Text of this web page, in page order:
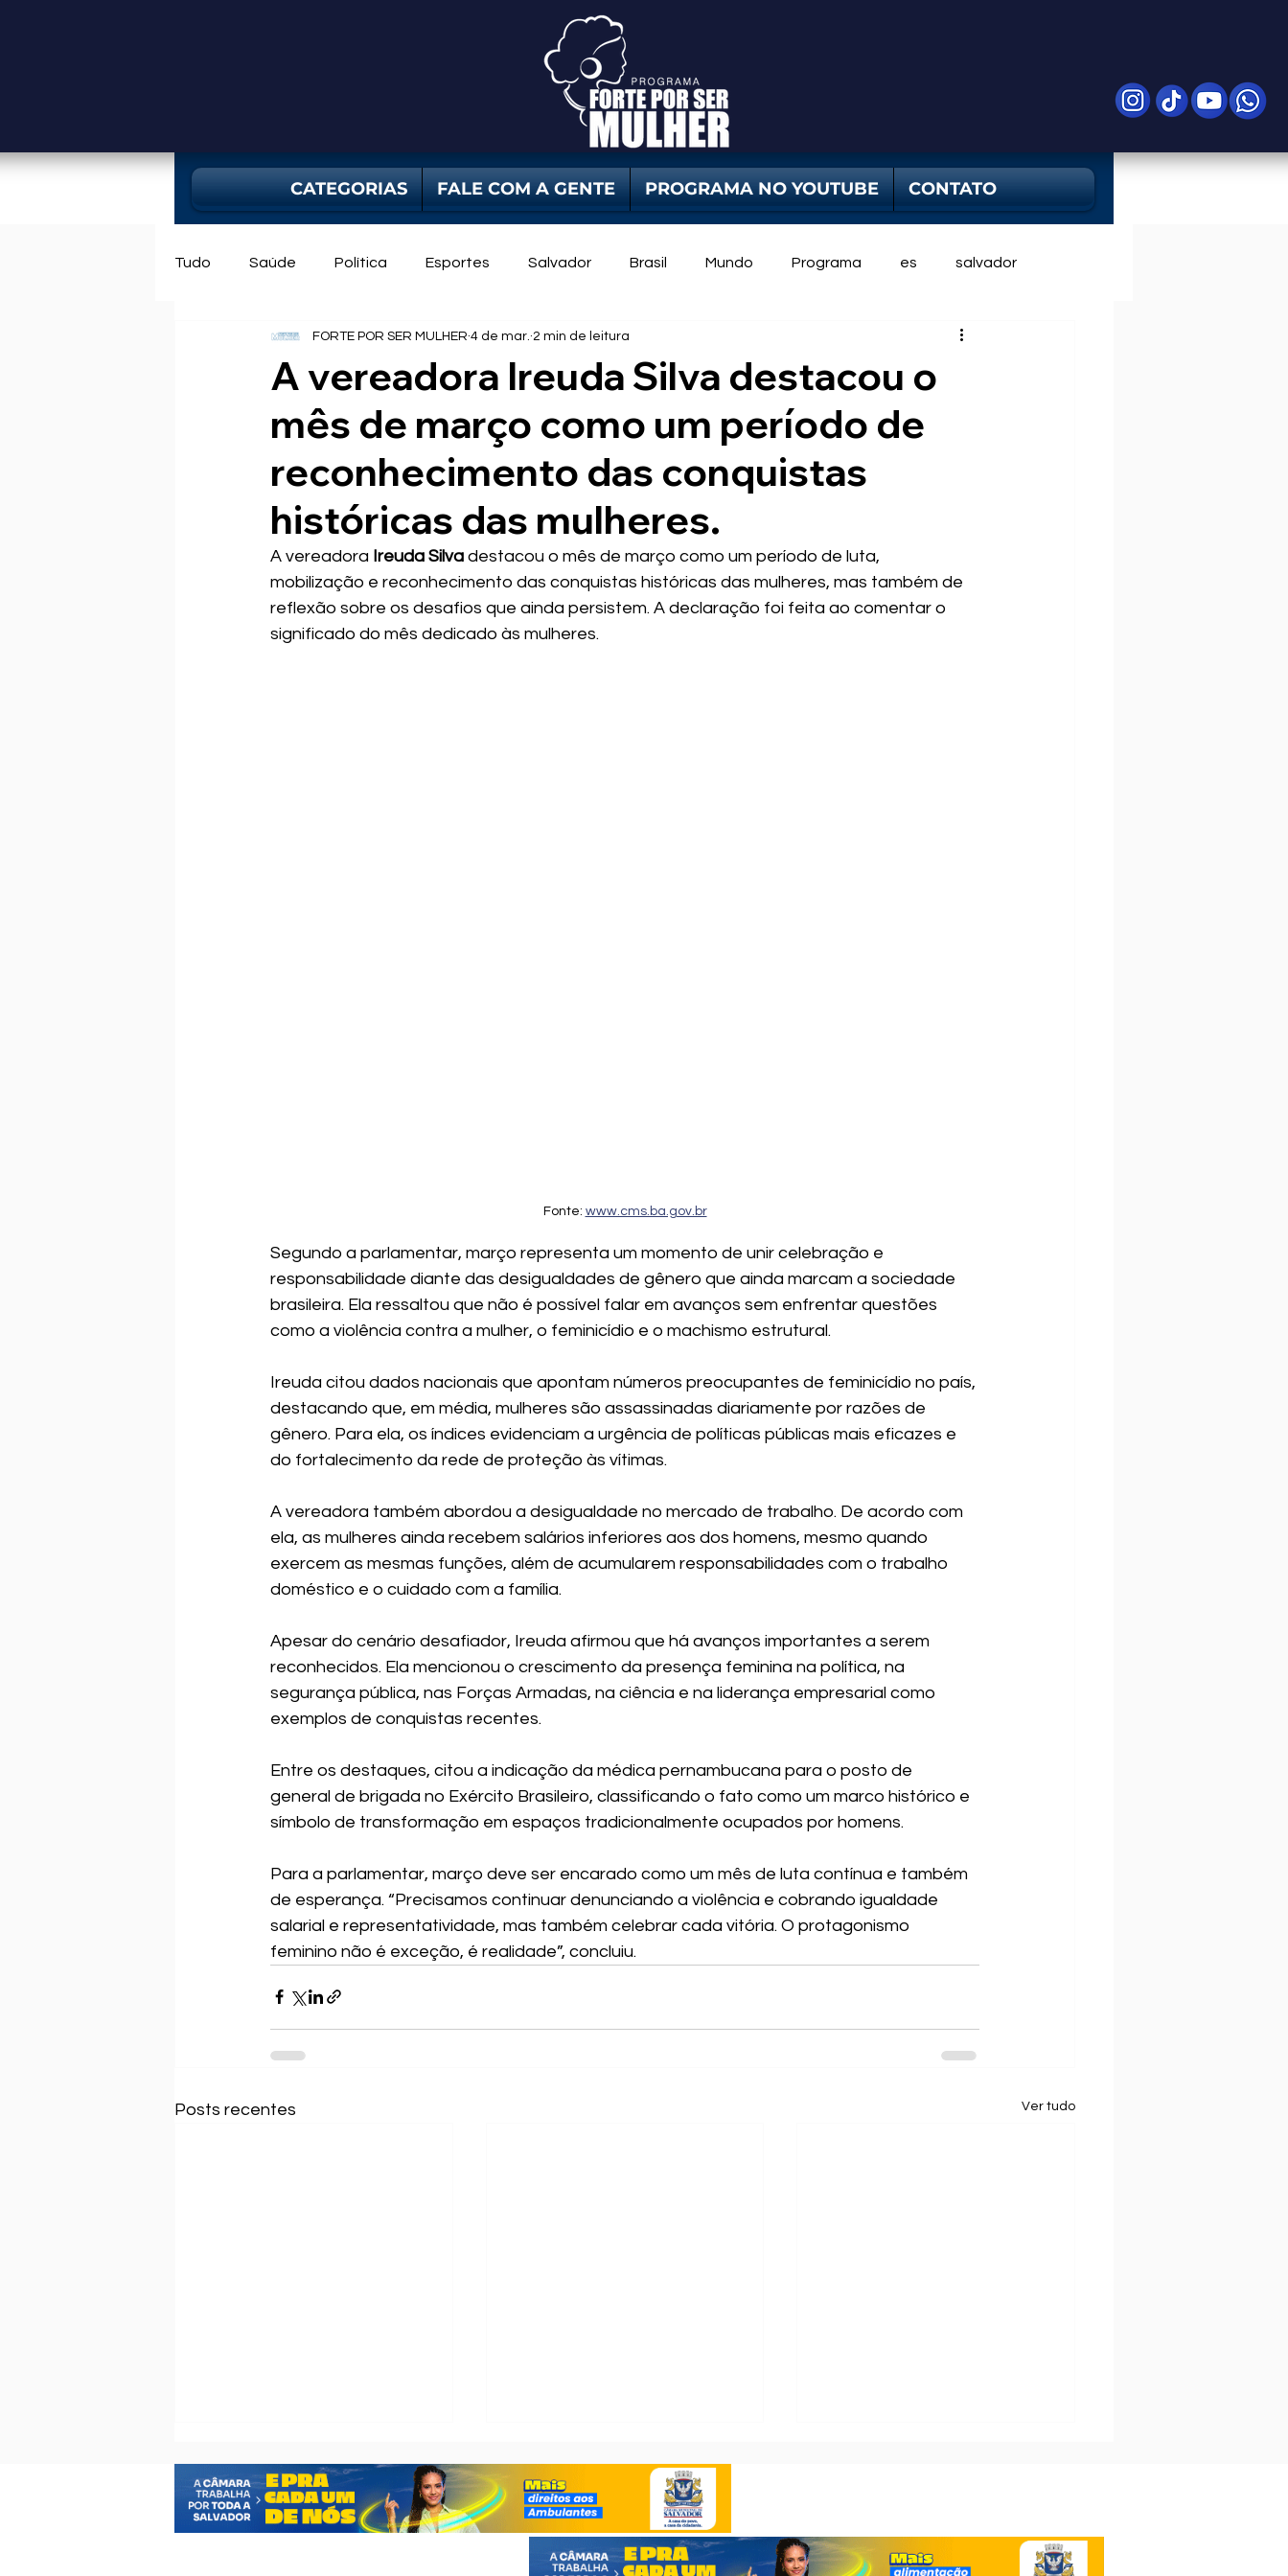
CATEGORIAS FALE COM A GENTE PROGRAMA NO YOUTUBE CONTATO
Tudo Saúde Política Esportes Salvador Brasil Mundo Programa es salvador
Mercado Bahia Utilidade Pública Violência Contra Mulher
A vereadora Ireuda Silva destacou o
mês de março como um período de
reconhecimento das conquistas
históricas das mulheres.
FORTE POR SER MULHER 4 de mar. 2 min de leitura
A vereadora Ireuda Silva destacou o mês de março como um período de luta,
mobilização e reconhecimento das conquistas históricas das mulheres, mas também de
reflexão sobre os desafios que ainda persistem. A declaração foi feita ao comentar o
significado do mês dedicado às mulheres.
Fonte: www.cms.ba.gov.br
Segundo a parlamentar, março representa um momento de unir celebração e
responsabilidade diante das desigualdades de gênero que ainda marcam a sociedade
brasileira. Ela ressaltou que não é possível falar em avanços sem enfrentar questões
como a violência contra a mulher, o feminicídio e o machismo estrutural.
Ireuda citou dados nacionais que apontam números preocupantes de feminicídio no país,
destacando que, em média, mulheres são assassinadas diariamente por razões de
gênero. Para ela, os índices evidenciam a urgência de políticas públicas mais eficazes e
do fortalecimento da rede de proteção às vítimas.
A vereadora também abordou a desigualdade no mercado de trabalho. De acordo com
ela, as mulheres ainda recebem salários inferiores aos dos homens, mesmo quando
exercem as mesmas funções, além de acumularem responsabilidades com o trabalho
doméstico e o cuidado com a família.
Apesar do cenário desafiador, Ireuda afirmou que há avanços importantes a serem
reconhecidos. Ela mencionou o crescimento da presença feminina na política, na
segurança pública, nas Forças Armadas, na ciência e na liderança empresarial como
exemplos de conquistas recentes.
Entre os destaques, citou a indicação da médica pernambucana para o posto de
general de brigada no Exército Brasileiro, classificando o fato como um marco histórico e
símbolo de transformação em espaços tradicionalmente ocupados por homens.
Para a parlamentar, março deve ser encarado como um mês de luta contínua e também
de esperança. “Precisamos continuar denunciando a violência e cobrando igualdade
salarial e representatividade, mas também celebrar cada vitória. O protagonismo
feminino não é exceção, é realidade”, concluiu.
Posts recentes Ver tudo